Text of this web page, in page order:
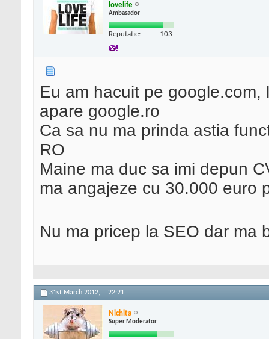
lovelife
Ambasador
Reputatie: 103
Eu am hacuit pe
apare google.ro
Ca sa nu ma prinda astia
RO
Maine ma duc sa imi depun
ma angajeze cu 30.000 euro
Nu ma pricep la SEO dar ma
31st March 2012, 22:21
Nichita
Super Moderator